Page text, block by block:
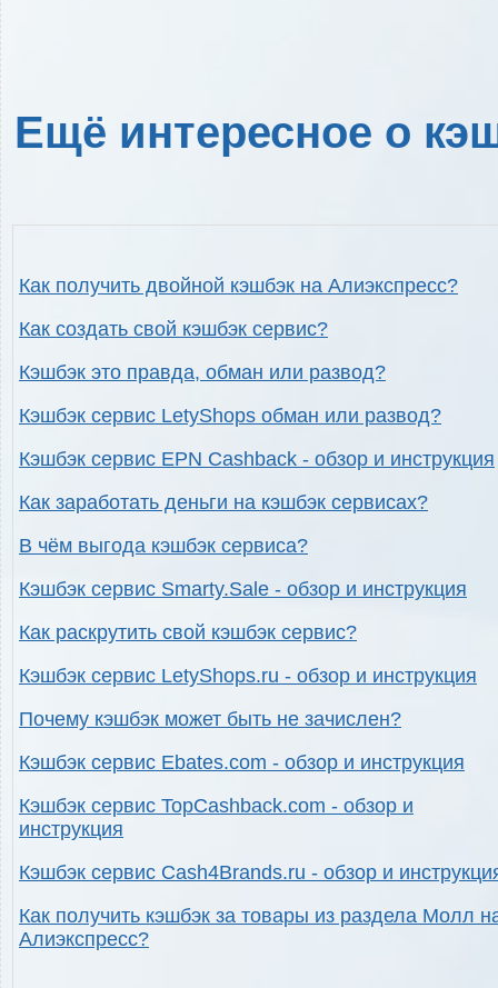
Ещё интересное о
Как получить двойной кэшбэк на Алиэкспресс?
Как создать свой кэшбэк сервис?
Кэшбэк это правда, обман или развод?
Кэшбэк сервис LetyShops обман или развод?
Кэшбэк сервис EPN Cashback - обзор и инструкция
Как заработать деньги на кэшбэк сервисах?
В чём выгода кэшбэк сервиса?
Кэшбэк сервис Smarty.Sale - обзор и инструкция
Как раскрутить свой кэшбэк сервис?
Кэшбэк сервис LetyShops.ru - обзор и инструкция
Почему кэшбэк может быть не зачислен?
Кэшбэк сервис Ebates.com - обзор и инструкция
Кэшбэк сервис TopCashback.com - обзор и
инструкция
Кэшбэк сервис Cash4Brands.ru - обзор и
Как получить кэшбэк за товары из раздела Молл
Алиэкспресс?